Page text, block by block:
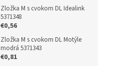
Zložka M s cvokom DL Idealink
5371348
€0,56
Zložka M s cvokom DL Motýle
modrá 5371343
€0,81